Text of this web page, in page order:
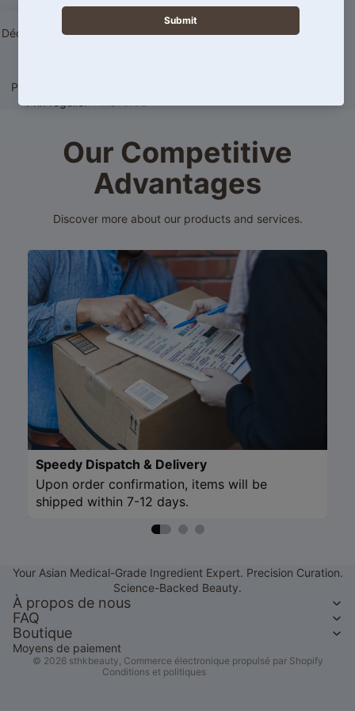
Déodorant Anti-Transpirant Stick
Prix promotionnel
0 avis
HK$30.00
Our Competitive
Advantages
Discover more about our products and services.
Speedy Dispatch & Delivery
Upon order confirmation, items will be
shipped within 7-12 days.
Your Asian Medical-Grade Ingredient Expert. Precision Curation.
Science-Backed Beauty.
À propos de nous
FAQ
Boutique
Moyens de paiement
© 2026 sthkbeauty, Commerce électronique propulsé par Shopify
Conditions et politiques
Politique de remboursement
Conditions d’utilisation
Politique d’expédition
Mentions légales